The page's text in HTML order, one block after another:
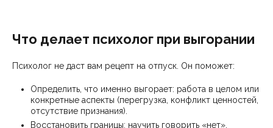
Что делает психолог при выгорании
Психолог не даст вам рецепт на отпуск. Он поможет:
Определить, что именно выгорает: работа в целом или
конкретные аспекты (перегрузка, конфликт ценностей,
отсутствие признания).
Восстановить границы: научить говорить «нет»,